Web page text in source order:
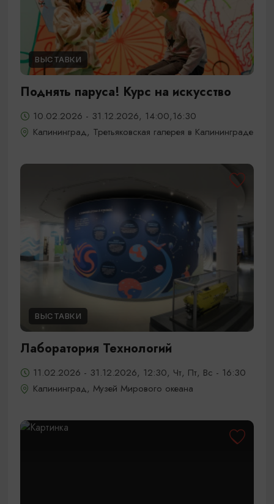
ВЫСТАВКИ
Поднять паруса! Курс на искусство
10.02.2026 - 31.12.2026, 14:00,16:30
Калининград, Третьяковская галерея в Калининграде
ВЫСТАВКИ
Лаборатория Технологий
11.02.2026 - 31.12.2026, 12:30, Чт, Пт, Вс - 16:30
Калининград, Музей Мирового океана